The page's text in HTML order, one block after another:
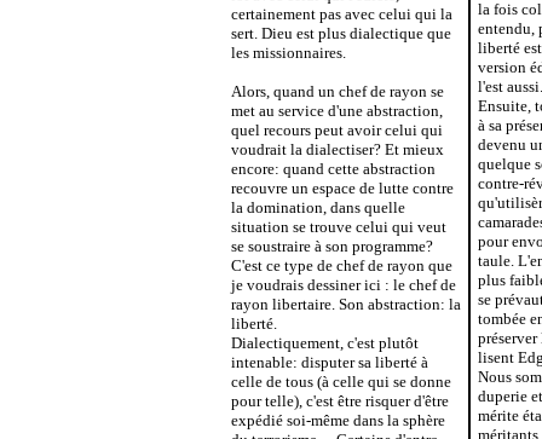
certainement pas avec celui qui la
sert. Dieu est plus dialectique que
les missionnaires.
Alors, quand un chef de rayon se
met au service d'une abstraction,
quel recours peut avoir celui qui
voudrait la dialectiser? Et mieux
encore: quand cette abstraction
recouvre un espace de lutte contre
la domination, dans quelle
situation se trouve celui qui veut
se soustraire à son programme?
C'est ce type de chef de rayon que
je voudrais dessiner ici : le chef de
rayon libertaire. Son abstraction: la
liberté.
Dialectiquement, c'est plutôt
intenable: disputer sa liberté à
celle de tous (à celle qui se donne
pour telle), c'est être risquer d'être
expédié soi-même dans la sphère
la fois
entendu,
liberté
version
l'est aussi.
Ensuite,
à sa
devenu
quelque
contre-
pour
taule.
plus
se
tombée
lisent
Nous
duperie
mérite
méritants